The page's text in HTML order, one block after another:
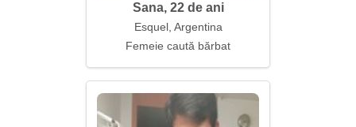
Sana, 22 de ani
Esquel, Argentina
Femeie caută bărbat